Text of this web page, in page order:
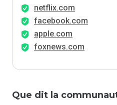
netflix.com
facebook.com
apple.com
foxnews.com
Que dit la